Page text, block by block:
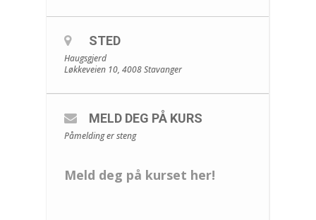
STED
Haugsgjerd
Løkkeveien 10, 4008 Stavanger
MELD DEG PÅ KURS
Påmelding er steng
Meld deg på kurset her!